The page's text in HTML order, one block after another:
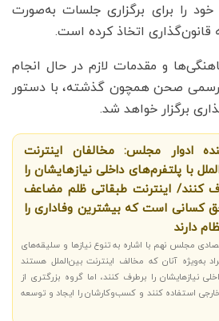
را برای برگزاری جلسات به‌صورت
اتخاذ کرده است.
و مقدمات لازم در حال انجام
صحن همچون گذشته، با دستور
برگزار خواهد شد.
ادوار مجلس: مخالفان اینترنت
با پلتفرم‌های داخلی نیازهایشان را
کنند/ اینترنت طبقاتی ظلم مضاعف
کسانی است که بیشترین وفاداری را
دارند
مجلس نهم با اشاره به تنوع نیازها و سلیقه‌های
به‌ویژه آنان که مخالف اینترنت بین‌الملل هستند
نیازهایشان را برطرف کنند، اما گروه بزرگتری از
خارجی استفاده کنند و کسب‌وکارشان را ایجاد و توسعه